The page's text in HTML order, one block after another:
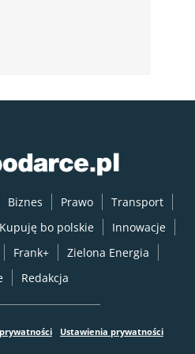
Biznes Prawo
Transport
Kupuję bo polskie
Innowacje
Frank+
Zielona Energia
Redakcja
Ustawienia prywatności